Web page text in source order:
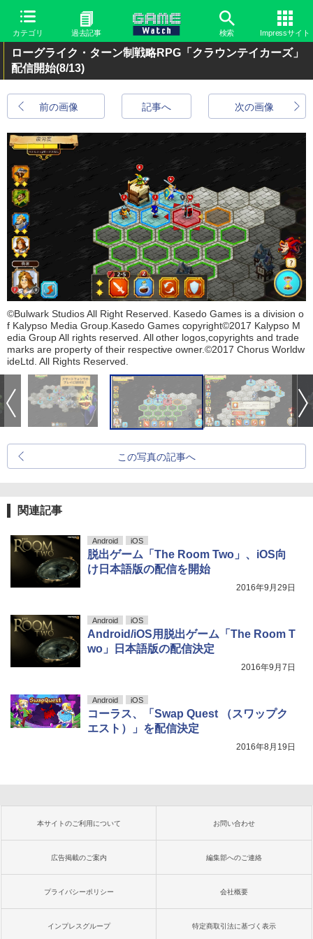
カテゴリ 過去記事 検索 Impressサイト
ローグライク・ターン制戦略RPG「クラウンテイカーズ」
配信開始(8/13)
前の画像 次の画像
記事へ
©Bulwark Studios All Right Reserved. Kasedo Games is a division o
f Kalypso Media Group.Kasedo Games copyright©2017 Kalypso M
edia Group All rights reserved. All other logos,copyrights and trade
marks are property of their respective owner.©2017 Chorus Worldw
ideLtd. All Rights Reserved.
この写真の記事へ
関連記事
Android iOS
脱出ゲーム「The Room Two」、iOS向
け日本語版の配信を開始
2016年9月29日
Android iOS
Android/iOS用脱出ゲーム「The Room T
wo」日本語版の配信決定
2016年9月7日
Android iOS
コーラス、「Swap Quest （スワップク
エスト）」を配信決定
2016年8月19日
本サイトのご利用について お問い合わせ
広告掲載のご案内 編集部へのご連絡
プライバシーポリシー 会社概要
インプレスグループ 特定商取引法に基づく表示